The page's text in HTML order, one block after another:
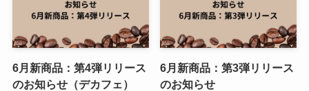
6月新商品：第4弾リリース
のお知らせ（デカフェ）
6月新商品：第3弾リリース
のお知らせ